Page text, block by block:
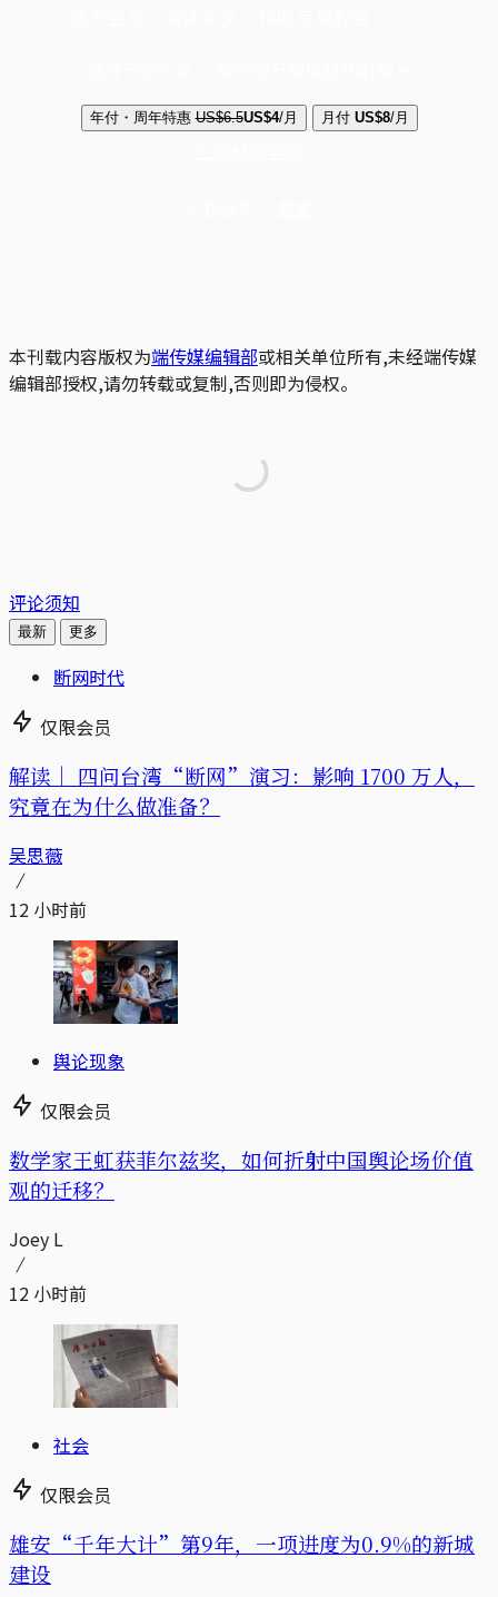
年付・周年特惠 US$6.5US$4/月 月付 US$8/月
本刊载内容版权为端传媒编辑部或相关单位所有,未经端传媒
编辑部授权,请勿转载或复制,否则即为侵权。
评论须知
最新 更多
断网时代
仅限会员
解读｜ 四问台湾“断网”演习：影响 1700 万人，
究竟在为什么做准备？
吴思薇
12 小时前
舆论现象
仅限会员
数学家王虹获菲尔兹奖，如何折射中国舆论场价值
观的迁移？
Joey L
12 小时前
社会
仅限会员
雄安“千年大计”第9年，一项进度为0.9%的新城
建设